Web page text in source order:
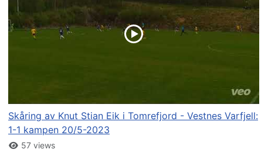
Skåring av Knut Stian Eik i Tomrefjord - Vestnes Varfjell:
1-1 kampen 20/5-2023
57 views